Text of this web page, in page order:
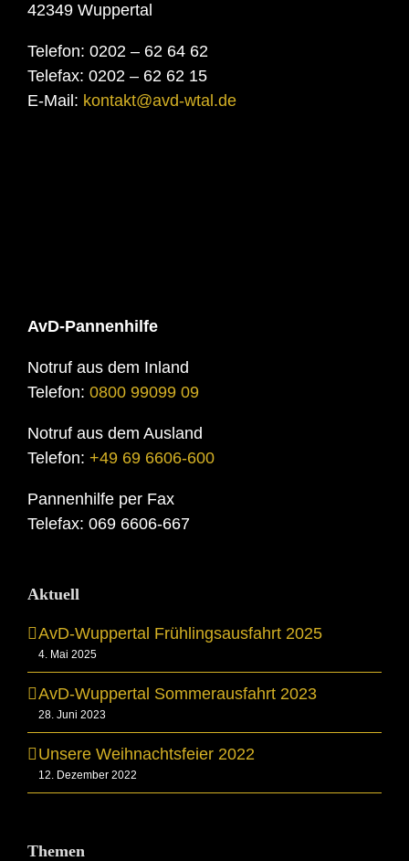
42349 Wuppertal
Telefon: 0202 – 62 64 62
Telefax: 0202 – 62 62 15
E-Mail: kontakt@avd-wtal.de
AvD-Pannenhilfe
Notruf aus dem Inland
Telefon: 0800 99099 09
Notruf aus dem Ausland
Telefon: +49 69 6606-600
Pannenhilfe per Fax
Telefax: 069 6606-667
Aktuell
AvD-Wuppertal Frühlingsausfahrt 2025
4. Mai 2025
AvD-Wuppertal Sommerausfahrt 2023
28. Juni 2023
Unsere Weihnachtsfeier 2022
12. Dezember 2022
Themen